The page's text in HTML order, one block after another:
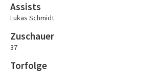
Assists
Lukas Schmidt
Zuschauer
37
Torfolge